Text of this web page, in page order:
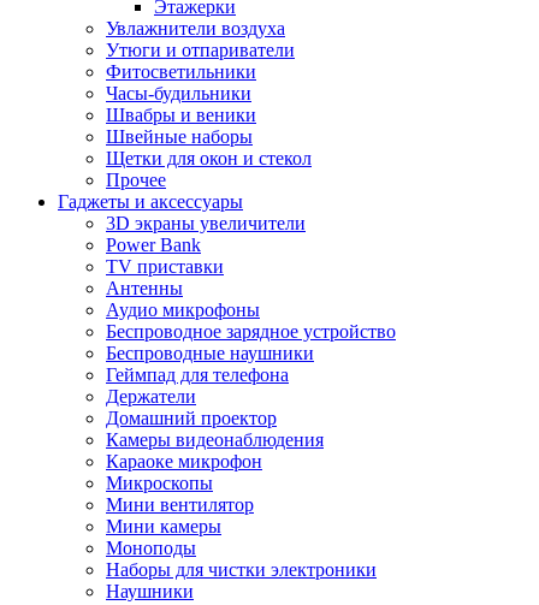
Этажерки
Увлажнители воздуха
Утюги и отпариватели
Фитосветильники
Часы-будильники
Швабры и веники
Швейные наборы
Щетки для окон и стекол
Прочее
Гаджеты и аксессуары
3D экраны увеличители
Power Bank
TV приставки
Антенны
Аудио микрофоны
Беспроводное зарядное устройство
Беспроводные наушники
Геймпад для телефона
Держатели
Домашний проектор
Камеры видеонаблюдения
Караоке микрофон
Микроскопы
Мини вентилятор
Мини камеры
Моноподы
Наборы для чистки электроники
Наушники